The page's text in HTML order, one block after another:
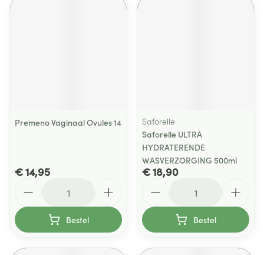
Premeno Vaginaal Ovules 14
€ 14,95
Bestel
Saforelle
Saforelle ULTRA
HYDRATERENDE
WASVERZORGING 500ml
€ 18,90
Bestel